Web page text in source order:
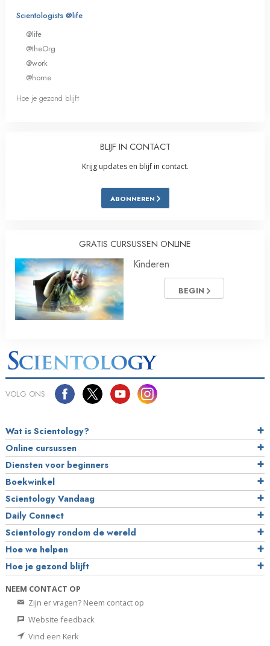
Scientologists @life
@life
@theOrg
@work
@home
Hoe je gezond blijft
BLIJF IN CONTACT
Krijg updates en blijf in contact.
ABONNEREN
GRATIS CURSUSSEN ONLINE
Kinderen
BEGIN
VOLG ONS
Wat is Scientology?
Online cursussen
Diensten voor beginners
Boekwinkel
Scientology Vandaag
Daily Connect
Scientology rondom de wereld
Hoe we helpen
Hoe je gezond blijft
NEEM CONTACT OP
Zijn er vragen? Neem contact op
Website feedback
Vind een Kerk